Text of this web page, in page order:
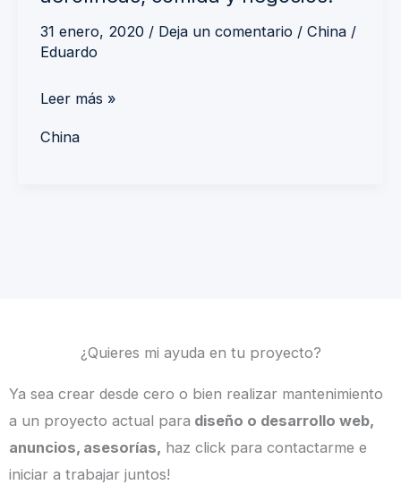
31 enero, 2020 / Deja un comentario / China/
Eduardo
Leer más »
China
¿Quieres mi ayuda en tu proyecto?
Ya sea crear desde cero o bien realizar mantenimiento
a un proyecto actual para diseño o desarrollo web,
anuncios, asesorías, haz click para contactarme e
iniciar a trabajar juntos!